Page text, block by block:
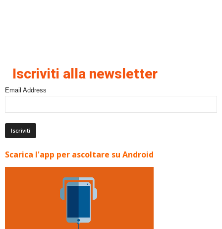
Iscriviti alla newsletter
Email Address
Scarica l'app per ascoltare su Android